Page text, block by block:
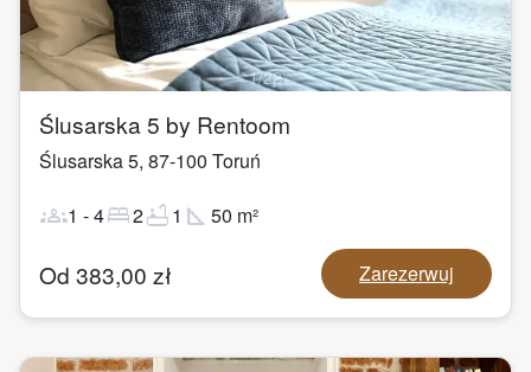
1/22
Ślusarska 5 by Rentoom
Ślusarska 5, 87-100 Toruń
groups1 -4bed2bathtub1 square_foot 50 m²
Od 383,00 zł Zarezerwuj